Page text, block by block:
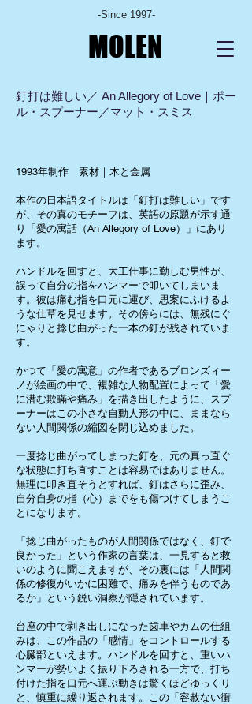
-Since 1997-
MOLEN
釘打は難しい／ An Allegory of Love｜ ポー
ル・スプーナー／マット・スミス
1993年制作 素材｜木と金属
本作の日本語タイトルは「釘打は難しい」です
が、その真のモチーフは、英語の原題が示す通
り「愛の寓話（An Allegory of Love）」にあり
ます。
ハンドルを回すと、大工仕事に勤しむ男性が、
誤って自分の指をハンマーで叩いてしまいま
す。彼は痛む指を口元に運び、思案にふけるよ
うな仕草を見せます。その傍らには、無残にぐ
にゃりと捻じ曲がった一本の釘が残されていま
す。
かつて「愛の寓意」の作者であるブロンズィー
ノが絵画の中で、複雑な人物配置によって「愛
に潜む欺瞞や痛み」を描き出したように、スプ
ーナーはこの小さな自動人形の中に、ままなら
ない人間関係の縮図を閉じ込めました。
一度捻じ曲がってしまった釘を、元の真っ直ぐ
な状態に打ち直すことは容易ではありません。
無理に叩き直そうとすれば、釘はさらに歪み、
自分自身の指（心）までをも傷つけてしまうこ
とになります。
「捻じ曲がったものが人間関係ではなく、釘で
良かった」という作家の言葉は、一見すると救
いのように聞こえますが、その裏には「人間関
係の修復がいかに困難で、痛みを伴うものであ
るか」という鋭い洞察が隠されています。
台座の中で剥き出しになった歯車やカムの仕組
みは、この作品の「感情」をコントロールする
心臓部といえます。ハンドルを回すと、重いハ
ンマーが勢いよく振り下ろされる一方で、打ち
付けた指を口元へ運ぶ動きは驚くほどゆっくり
と、慎重に繰り返されます。この「容赦ない衝